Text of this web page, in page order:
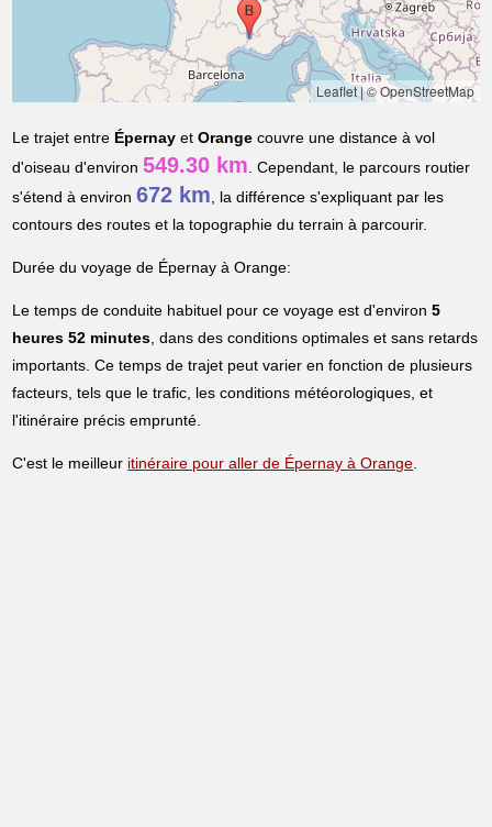
Leaflet|© OpenStreetMap
Le trajet entre Épernay etOrange couvre une distance à vol
d'oiseau d'environ549.30 km. Cependant, le parcours routier
s'étend à environ672 km, la différence s'expliquant par les
contours des routes et la topographie du terrain à parcourir.
Durée du voyage de Épernay à Orange:
Le temps de conduite habituel pour ce voyage est d'environ5
heures 52 minutes, dans des conditions optimales et sans retards
importants. Ce temps de trajet peut varier en fonction de plusieurs
facteurs, tels que le trafic, les conditions météorologiques, et
l'itinéraire précis emprunté.
C'est le meilleur itinéraire pour aller de Épernay à Orange.